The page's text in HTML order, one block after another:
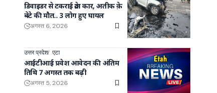
डिवाइडर से टकराई क्रेटा कार, अतीक क़े
बेटे की मौत.. 3 लोग हुए घायल
अगस्त 6, 2026
उत्तर प्रदेश एटा
आईटीआई प्रवेश आवेदन की अंतिम
तिथि 7 अगस्त तक बढ़ी
अगस्त 5, 2026